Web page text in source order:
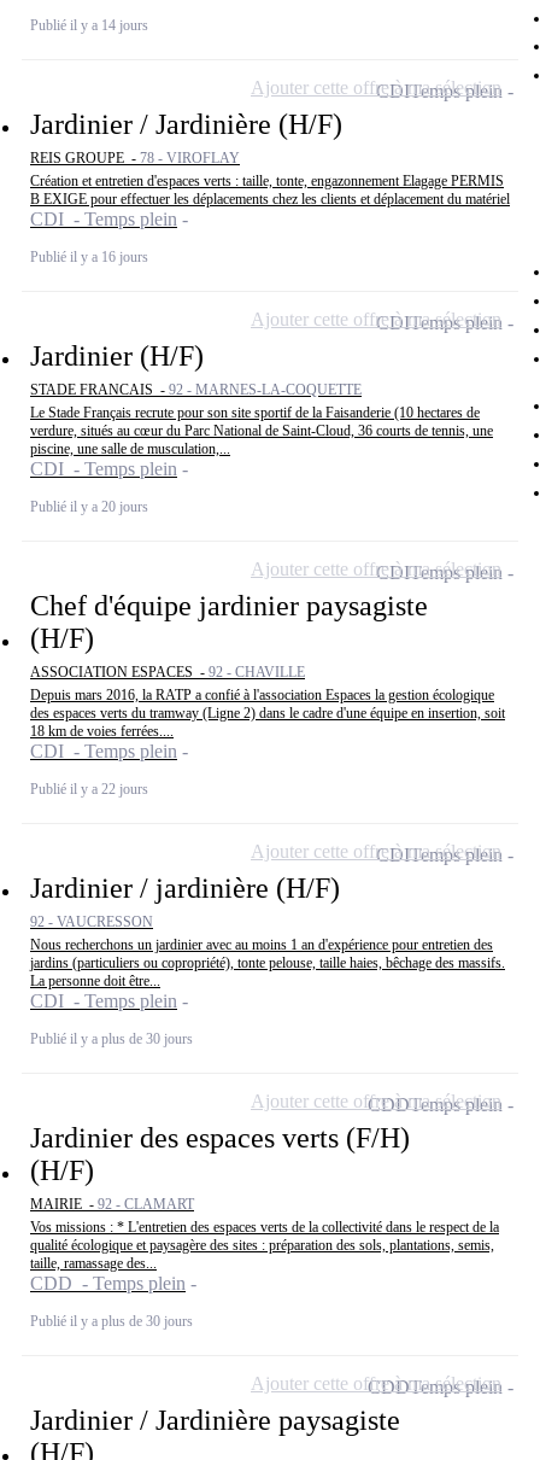
Publié il y a 14 jours
Jardinier / Jardinière (H/F)
REIS GROUPE - 78 - VIROFLAY
Création et entretien d'espaces verts : taille, tonte, engazonnement Elagage PERMIS
B EXIGE pour effectuer les déplacements chez les clients et déplacement du matériel
CDI - Temps plein
Publié il y a 16 jours
CDITemps plein
Ajouter cette offre à ma sélection
Jardinier (H/F)
STADE FRANCAIS - 92 - MARNES-LA-COQUETTE
Le Stade Français recrute pour son site sportif de la Faisanderie (10 hectares de
verdure, situés au cœur du Parc National de Saint-Cloud, 36 courts de tennis, une
piscine, une salle de musculation,...
CDI - Temps plein
Publié il y a 20 jours
CDITemps plein
Ajouter cette offre à ma sélection
Chef d'équipe jardinier paysagiste
(H/F)
ASSOCIATION ESPACES - 92 - CHAVILLE
Depuis mars 2016, la RATP a confié à l'association Espaces la gestion écologique
des espaces verts du tramway (Ligne 2) dans le cadre d'une équipe en insertion, soit
18 km de voies ferrées....
CDI - Temps plein
Publié il y a 22 jours
CDITemps plein
Ajouter cette offre à ma sélection
Jardinier / jardinière (H/F)
92 - VAUCRESSON
Nous recherchons un jardinier avec au moins 1 an d'expérience pour entretien des
jardins (particuliers ou copropriété), tonte pelouse, taille haies, bêchage des massifs.
La personne doit être...
CDI - Temps plein
Publié il y a plus de 30 jours
CDITemps plein
Ajouter cette offre à ma sélection
Jardinier des espaces verts (F/H)
(H/F)
MAIRIE - 92 - CLAMART
Vos missions : * L'entretien des espaces verts de la collectivité dans le respect de la
qualité écologique et paysagère des sites : préparation des sols, plantations, semis,
taille, ramassage des...
CDD - Temps plein
Publié il y a plus de 30 jours
CDDTemps plein
Ajouter cette offre à ma sélection
Jardinier / Jardinière paysagiste
(H/F)
CDDTemps plein
Ajouter cette offre à ma sélection